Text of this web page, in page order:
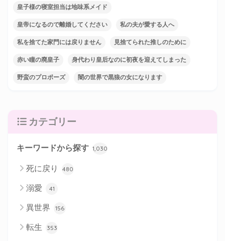
皇子様の寝室担当は地味系メイド
皇帝になるので離婚してください 私の夫が愛する人へ
私を捨てた家門には戻りません 見捨てられた推しのために
赤い瞳の廃皇子 身代わり皇后なのに初夜を迎えてしまった
野蛮のプロポーズ 闇の世界で黒狼の女になります
カテゴリー
キーワードから探す 1,030
死に戻り 480
溺愛 41
異世界 156
転生 353